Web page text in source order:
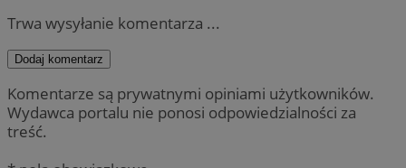
Trwa wysyłanie komentarza ...
Dodaj komentarz
Komentarze są prywatnymi opiniami użytkowników.
Wydawca portalu nie ponosi odpowiedzialności za
treść.